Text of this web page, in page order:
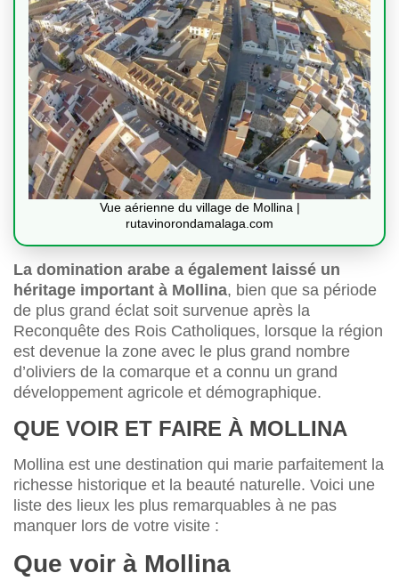
Vue aérienne du village de Mollina |
rutavinorondamalaga.com
La domination arabe a également laissé un
héritage important à Mollina, bien que sa période
de plus grand éclat soit survenue après la
Reconquête des Rois Catholiques, lorsque la région
est devenue la zone avec le plus grand nombre
d’oliviers de la comarque et a connu un grand
développement agricole et démographique.
QUE VOIR ET FAIRE À MOLLINA
Mollina est une destination qui marie parfaitement la
richesse historique et la beauté naturelle. Voici une
liste des lieux les plus remarquables à ne pas
manquer lors de votre visite :
Que voir à Mollina